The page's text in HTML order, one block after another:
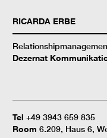
RICARDA ERBE
Dezernat
Tel +49 3943 659 835
Room 6.209, Haus 6,